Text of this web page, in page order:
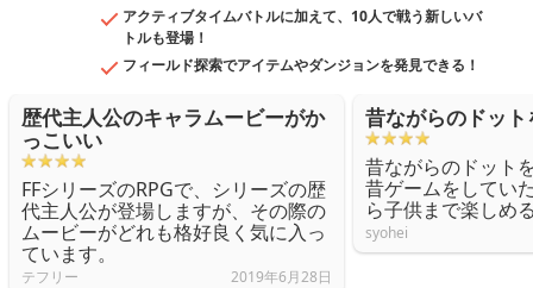
アクティブタイムバトルに加えて、10人で戦う新しいバ
トルも登場！
フィールド探索でアイテムやダンジョンを発見できる！
歴代主人公のキャラムービーがか
っこいい
FFシリーズのRPGで、シリーズの歴
代主人公が登場しますが、その際の
ムービーがどれも格好良く気に入っ
ています。
テフリー 2019年6月28日
昔ながらのドット
昔ながらのドット
昔ゲームをしてい
ら子供まで楽しめ
syohei